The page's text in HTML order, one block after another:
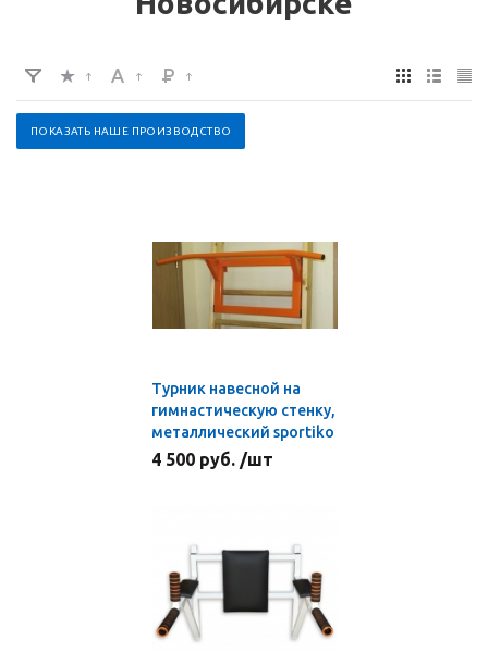
ПОКАЗАТЬ НАШЕ ПРОИЗВОДСТВО
Турник навесной на
гимнастическую стенку,
металлический sportiko
4 500 руб. /шт